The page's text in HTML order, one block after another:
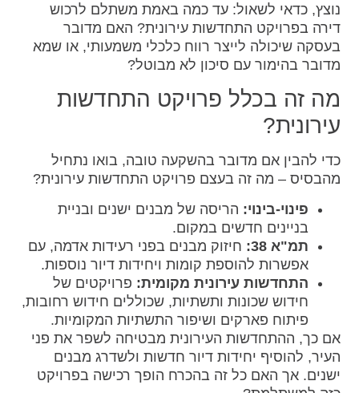
נוצץ, כדאי לשאול: עד כמה באמת משתלם לרכוש
דירה בפרויקט התחדשות עירונית? האם מדובר
בעסקה שיכולה לייצר רווח כלכלי משמעותי, או שמא
מדובר בהימור עם סיכון לא מבוטל?
מה זה בכלל פרויקט התחדשות
עירונית?
כדי להבין אם מדובר בהשקעה טובה, בואו נתחיל
מהבסיס – מה זה בעצם פרויקט התחדשות עירונית?
פינוי-בינוי: הריסה של מבנים ישנים ובניית
בניינים חדשים במקום.
תמ"א 38:
חיזוק מבנים בפני רעידות אדמה, עם
אפשרות להוספת קומות ויחידות דיור נוספות.
התחדשות עירונית מקומית: פרויקטים של
חידוש שכונות ותשתיות, שכוללים חידוש רחובות,
פיתוח פארקים ושיפור התשתיות המקומיות.
אם כך, ההתחדשות העירונית מבטיחה לשפר את פני
העיר, להוסיף יחידות דיור חדשות ולשדרג מבנים
ישנים. אך האם כל זה בהכרח הופך רכישה בפרויקט